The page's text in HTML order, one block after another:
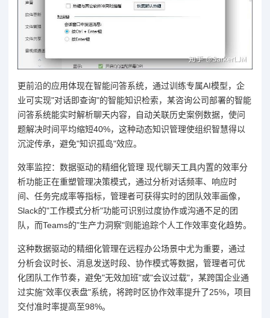
更前沿的应用体现在智能问答系统，通过训练专属AI模型，企
业可实现"对话即查询"的智能知识检索，某咨询公司部署的智能
问答系统能实时解析聊天内容，自动关联历史案例数据，使问
题解决时间平均缩短40%，这种动态知识管理使组织智慧得以
沉淀传承，避免"知识孤岛"效应。
效率监控：数据驱动的精细化管理 现代聊天工具内置的效率分
析功能正在重塑管理决策模式，通过分析对话频率、响应时
间、任务完成率等指标，管理者可获得实时的团队效率画像，
Slack的"工作模式分析"功能可识别过度协作或沟通不足的团
队，而Teams的"生产力洞察"则能追踪个人工作效率变化趋势。
这种数据驱动的精细化管理在远程办公场景中尤为重要，通过
分析会议时长、消息发送时段、协作模式等数据，管理者可优
化团队工作节奏，避免"无效加班"或"会议过载"，某跨国企业通
过实施"效率仪表盘"系统，将跨时区协作效率提升了25%，项目
交付准时率提高至98%。